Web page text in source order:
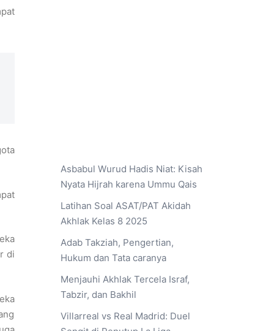
di
Asbabul Wurud Hadis Niat: Kisah
Nyata Hijrah karena Ummu Qais
Latihan Soal ASAT/PAT Akidah
Akhlak Kelas 8 2025
Adab Takziah, Pengertian,
Hukum dan Tata caranya
Menjauhi Akhlak Tercela Israf,
Tabzir, dan Bakhil
Villarreal vs Real Madrid: Duel